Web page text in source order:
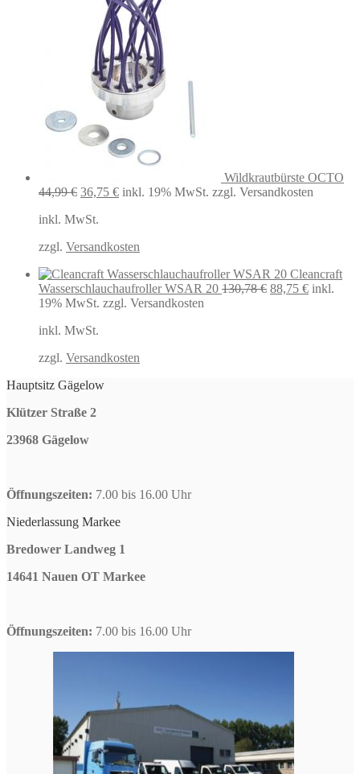
Wildkrautbürste OCTO
44,99€ Ursprünglicher
war:
36,75 €Aktueller
inkl. 19% MwSt. zzgl. Versandkosten
inkl. MwSt.
zzgl. Versandkosten
Cleancraft
Wasserschlauchaufroller WSAR 20 130,78€ Ursprünglicher
88,75 €Aktueller
inkl.
19% MwSt. zzgl. Versandkosten
inkl. MwSt.
zzgl. Versandkosten
Hauptsitz Gägelow
Klützer Straße 2
23968 Gägelow
Öffnungszeiten: 7.00 bis 16.00 Uhr
Niederlassung Markee
Bredower Landweg 1
14641 Nauen OT Markee
Öffnungszeiten: 7.00 bis 16.00 Uhr